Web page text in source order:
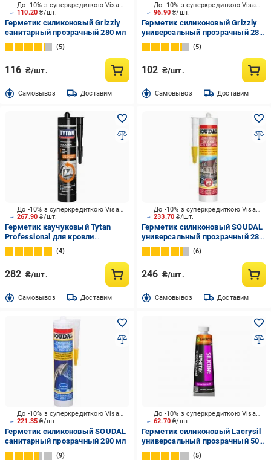
110.20₴/шт.
До -10% з суперкредиткою Visa Вигода
Герметик силиконовый Grizzly
санитарный прозрачный 280 мл
5
116 ₴/шт.
Cамовывоз Доставим
96.90₴/шт.
До -10% з суперкредиткою Visa Вигода
Герметик силиконовый Grizzly
универсальный прозрачный 280
мл
5
102 ₴/шт.
Cамовывоз Доставим
267.90₴/шт.
До -10% з суперкредиткою Visa Вигода
Герметик каучуковый Tytan
Professional для кровли
каучуковый бесцветный 280 мл
4
282 ₴/шт.
Cамовывоз Доставим
233.70₴/шт.
До -10% з суперкредиткою Visa Вигода
Герметик силиконовый SOUDAL
универсальный прозрачный 280
мл
6
246 ₴/шт.
Cамовывоз Доставим
221.35₴/шт.
До -10% з суперкредиткою Visa Вигода
Герметик силиконовый SOUDAL
санитарный прозрачный 280 мл
9
62.70₴/шт.
До -10% з суперкредиткою Visa Вигода
Герметик силиконовый Lacrysil
универсальный прозрачный 50
мл
5